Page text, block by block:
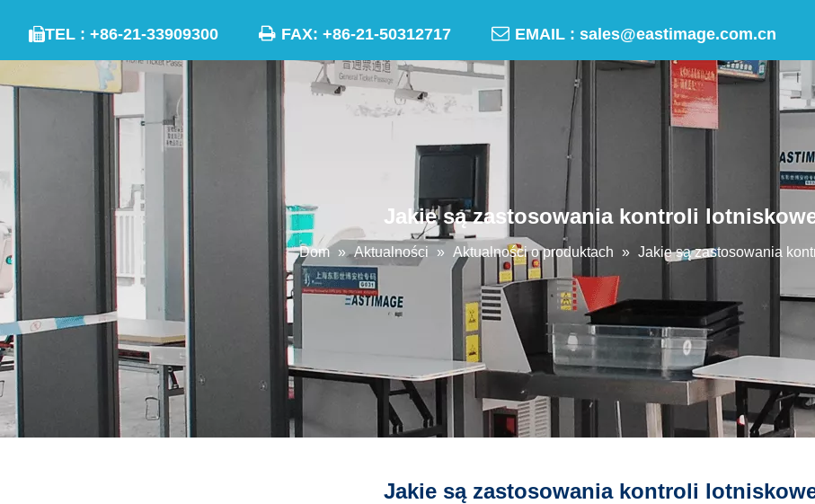
TEL : +86-21-33909300  FAX: +86-21-50312717  EMAIL : sales@eastimage.com.cn
Jakie są zastosowania kontroli
Dom » Aktualności » Aktualności o produktach » Jakie są zastosowania
Jakie są zastosowania kontroli